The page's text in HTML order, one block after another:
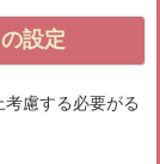
設定
慮する必要がる